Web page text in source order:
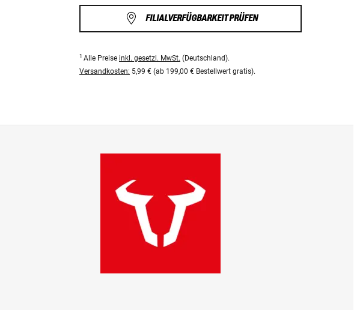
FILIALVERFÜGBARKEIT PRÜFEN
1 Alle Preise inkl. gesetzl. MwSt. (Deutschland).
Versandkosten: 5,99 € (ab 199,00 € Bestellwert gratis).